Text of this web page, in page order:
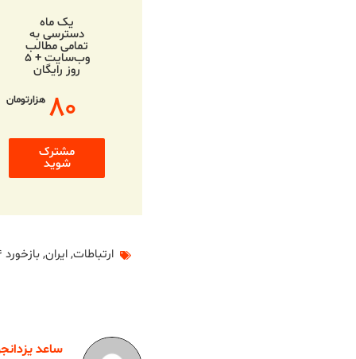
یک ماه
دسترسی به
تمامی مطالب
وب‌سایت + ۵
روز رایگان
۸۰ هزارتومان
مشترک
شوید
ارتباطات,ایران,بازخورد ۳۴
ساعد